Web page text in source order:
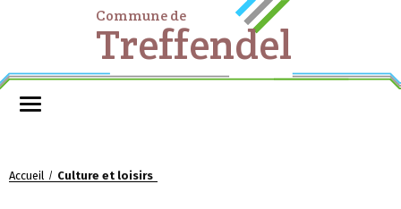
Commune de
Treffendel
Accueil / Culture et loisirs